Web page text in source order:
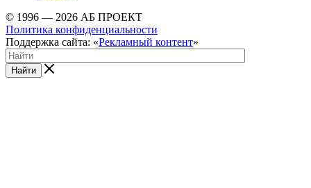
© 1996 — 2026 АБ ПРОЕКТ
Политика конфиденциальности
Поддержка сайта: «Рекламный контент»
Найти